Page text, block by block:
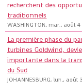
recherchent des
traditionnels
WASHINGTON, mar., août 4
La première phase du
turbines Goldwind,
importante dans la
du Sud
JOHANNESBURG, lun.,